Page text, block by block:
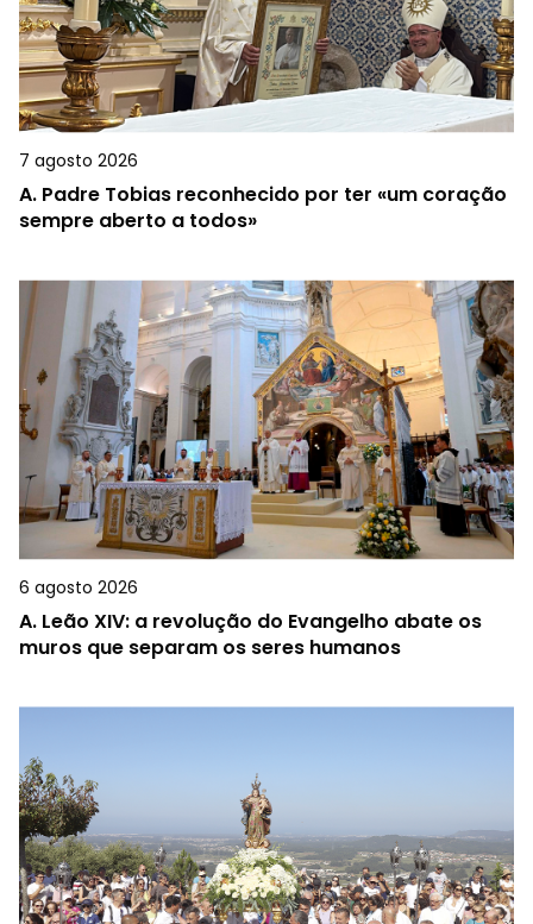
7 agosto 2026
A. Padre Tobias reconhecido por ter «um coração
sempre aberto a todos»
6 agosto 2026
A. Leão XIV: a revolução do Evangelho abate os
muros que separam os seres humanos